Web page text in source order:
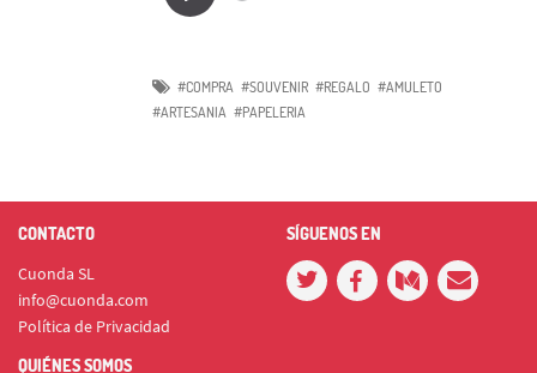
#COMPRA #SOUVENIR #REGALO #AMULETO
#ARTESANIA #PAPELERIA
CONTACTO
Cuonda SL
info@cuonda.com
Política de Privacidad
SÍGUENOS EN
QUIÉNES SOMOS